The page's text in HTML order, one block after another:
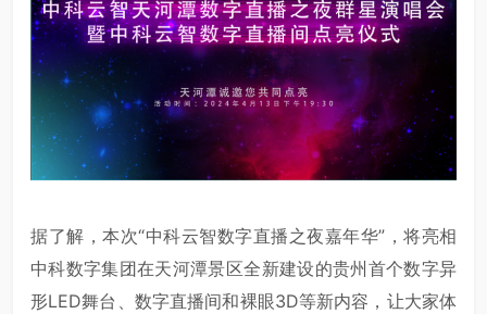
据了解，本次“中科云智数字直播之夜嘉年华”，将亮相
中科数字集团在天河潭景区全新建设的贵州首个数字异
形LED舞台、数字直播间和裸眼3D等新内容，让大家体